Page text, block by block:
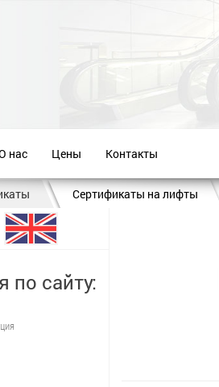
нас Цены Контакты
Сертификаты на лифты
по сайту: